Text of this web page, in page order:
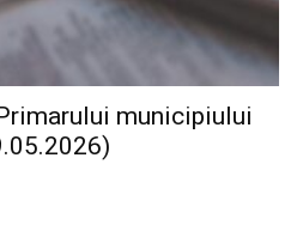
municipiului